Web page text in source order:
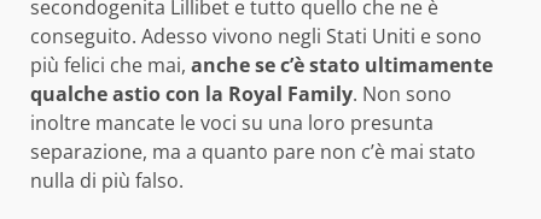
secondogenita Lillibet e tutto quello che ne è
conseguito. Adesso vivono negli Stati Uniti e sono
più felici che mai, anche se c’è stato ultimamente
qualche astio con la Royal Family. Non sono
inoltre mancate le voci su una loro presunta
separazione, ma a quanto pare non c’è mai stato
nulla di più falso.